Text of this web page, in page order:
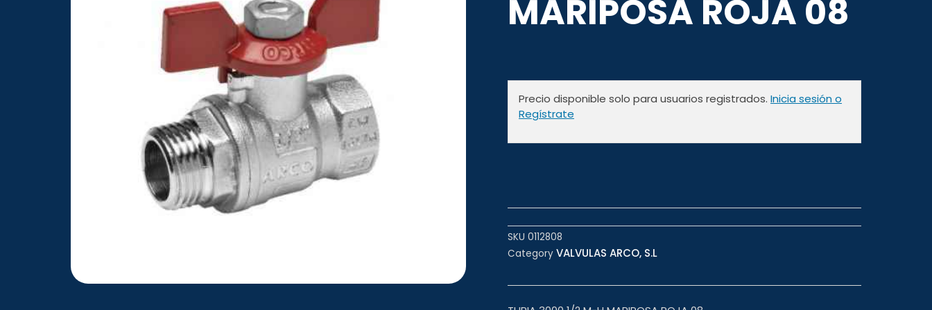
MARIPOSA ROJA 08
Precio disponible solo para usuarios registrados. Inicia sesión o
Regístrate
SKU 0112808
Category VALVULAS ARCO, S.L